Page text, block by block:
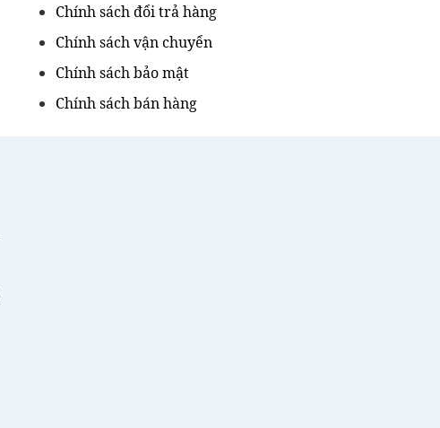
Chính sách đổi trả hàng
Chính sách vận chuyển
Chính sách bảo mật
Chính sách bán hàng